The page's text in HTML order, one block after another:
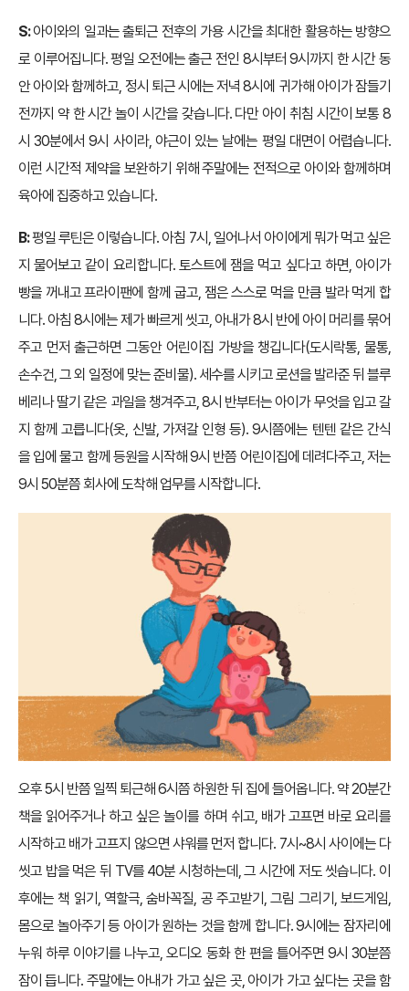
S:아이와의 일과는 출퇴근 전후의 가용 시간을 최대한 활용하는 방향으
로 이루어집니다. 평일 오전에는 출근 전인 8시부터 9시까지 한 시간 동
안 아이와 함께하고, 정시 퇴근 시에는 저녁 8시에 귀가해 아이가 잠들기
전까지 약 한 시간 놀이 시간을 갖습니다. 다만 아이 취침 시간이 보통 8
시 30분에서 9시 사이라, 야근이 있는 날에는 평일 대면이 어렵습니다.
이런 시간적 제약을 보완하기 위해 주말에는 전적으로 아이와 함께하며
육아에 집중하고 있습니다.
B:평일 루틴은 이렇습니다. 아침 7시, 일어나서 아이에게 뭐가 먹고 싶은
지 물어보고 같이 요리합니다. 토스트에 잼을 먹고 싶다고 하면, 아이가
빵을 꺼내고 프라이팬에 함께 굽고, 잼은 스스로 먹을 만큼 발라 먹게 합
니다. 아침 8시에는 제가 빠르게 씻고, 아내가 8시 반에 아이 머리를 묶어
주고 먼저 출근하면 그동안 어린이집 가방을 챙깁니다(도시락통, 물통,
손수건, 그 외 일정에 맞는 준비물). 세수를 시키고 로션을 발라준 뒤 블루
베리나 딸기 같은 과일을 챙겨주고, 8시 반부터는 아이가 무엇을 입고 갈
지 함께 고릅니다(옷, 신발, 가져갈 인형 등). 9시쯤에는 텐텐 같은 간식
을 입에 물고 함께 등원을 시작해 9시 반쯤 어린이집에 데려다주고, 저는
9시 50분쯤 회사에 도착해 업무를 시작합니다.
오후 5시 반쯤 일찍 퇴근해 6시쯤 하원한 뒤 집에 들어옵니다. 약 20분간
책을 읽어주거나 하고 싶은 놀이를 하며 쉬고, 배가 고프면 바로 요리를
시작하고 배가 고프지 않으면 샤워를 먼저 합니다. 7시~8시 사이에는 다
씻고 밥을 먹은 뒤 TV를 40분 시청하는데, 그 시간에 저도 씻습니다. 이
후에는 책 읽기, 역할극, 숨바꼭질, 공 주고받기, 그림 그리기, 보드게임,
몸으로 놀아주기 등 아이가 원하는 것을 함께 합니다. 9시에는 잠자리에
누워 하루 이야기를 나누고, 오디오 동화 한 편을 틀어주면 9시 30분쯤
잠이 듭니다. 주말에는 아내가 가고 싶은 곳, 아이가 가고 싶다는 곳을 함